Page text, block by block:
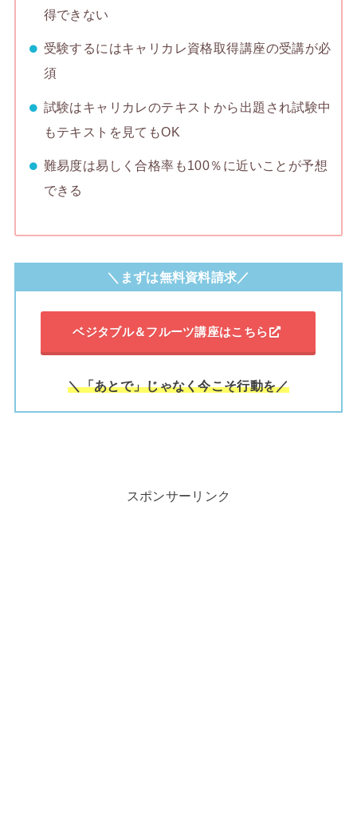
得できない
受験するにはキャリカレ資格取得講座の受講が必
須
試験はキャリカレのテキストから出題され試験中
もテキストを見てもOK
難易度は易しく合格率も100％に近いことが予想
できる
＼まずは無料資料請求／
ベジタブル＆フルーツ講座はこちら
＼「あとで」じゃなく今こそ行動を／
スポンサーリンク